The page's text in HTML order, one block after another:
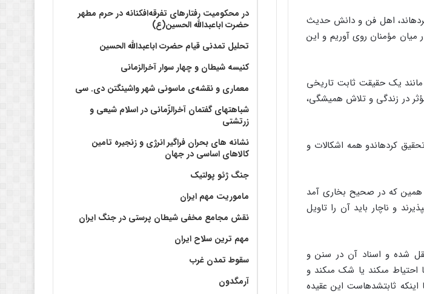
اهل فن و دانش حدیث
در میان مؤمنان روى آوریم و این
یک حقیقت ثابت تاریخى
در زندگى و تلاش همیشگى،
کرده‏اندو همه اشکالات و
همین که در صحیح بخارى آمد
و ناچار باید آن را تاویل
شده و اسناد آن در سنن و
احتیاط مى‏کند یا شک مى‏کند و
جز این‏که مساله – بنابر فکر قاصرش – از اعتقادات شیعه است; (۵) با اینکه ثابت‏شده‏است این عقیده
در محکومیت رفتارهای تفرقه‌افکنانه در حرم مطهر
حضرت اباعبدالله الحسین(ع)
تحلیل تمدنی قیام حضرت اباعبدالله الحسین
کنیسه شیطان و چهار سوار آخرالزمانی
معماری و نقشه‌ی ماسونی شهر واشينگتن دی. سی
شباهتهای گفتمان آخر‌الزّمانی در اسلام شیعی و
زرتشتی
نشانه های بحران فراگیر انرژی و زنجیره تامین
کالاهای اساسی در جهان
جنگ ژئو پولتیک
ماموریت مهم ایران
نقش مجامع مخفی شیطان پرستی در جنگ ایران
مهم ترین سلاح ایران
سقوط تمدن غرب
آرمگدون